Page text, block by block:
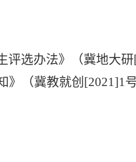
评选办法》（冀地大研
》（冀教就创 [2021]1